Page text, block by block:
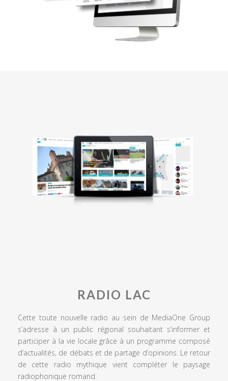
RADIO LAC
Cette toute nouvelle radio au sein de MediaOne Group
s’adresse à un public régional souhaitant s’informer et
participer à la vie locale grâce à un programme composé
d’actualités, de débats et de partage d’opinions. Le retour
de cette radio mythique vient compléter le paysage
radiophonique romand.